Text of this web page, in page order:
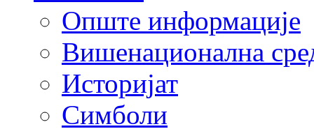
Опште информације
Вишенационална
Историјат
Симболи